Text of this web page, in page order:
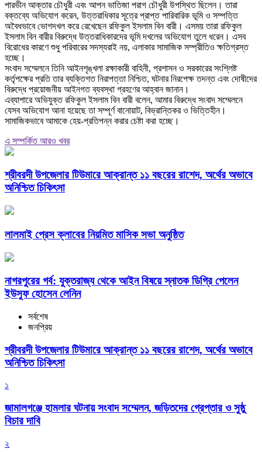
পারভীন আক্তার চৌধুরী এবং আপন ভাতিজা পরাগ চৌধুরী উপস্থিত ছিলেন। তারা
বক্তব্যে অভিযোগ করেন, উত্তরাধিকার সূত্রে প্রাপ্ত পারিবারিক ভূমি ও সম্পত্তি
অবৈধভাবে ভোগদখল করে রেখেছেন রফিকুল ইসলাম বিন বারী। এসময় তারা রফিকুল
ইসলাম বিন বারীর বিরুদ্ধে উত্তরাধিকারদের ভূমি দখলের অভিযোগ তুলে ধরেন। এসব
বিরোধের কারণে শুধু পরিবারের সদস্যরাই নয়, এলাকার সামাজিক সম্প্রীতিও ক্ষতিগ্রস্ত
হচ্ছে।
‎সংবাদ সম্মেলনে তিনি আইনশৃঙ্খলা রক্ষাকারী বাহিনী, প্রশাসন ও সরকারের সংশ্লিষ্ট
কর্তৃপক্ষের প্রতি তার ব্যক্তিগত নিরাপত্তা নিশ্চিত, ঘটনার নিরপেক্ষ তদন্ত এবং দোষীদের
বিরুদ্ধে প্রয়োজনীয় আইনগত ব্যবস্থা গ্রহণের আহ্বান জানান।
‎এব্যাপারে অভিযুক্ত রফিকুল ইসলাম বিন বারী বলেন, আমার বিরুদ্ধে সংবাদ সম্মেলনে
যেসব অভিযোগ আনা হয়েছে তা সম্পূর্ণ বানোয়াট, বিভ্রান্তিকর ও ভিত্তিহীন।
সামাজিকভাবে আমাকে হেয়-প্রতিপন্ন করার চেষ্টা করা হচ্ছে।
এ সম্পর্কিত আরও খবর
শ্রীবরদী উপজেলার টিউমারে আক্রান্ত ১১ বছরের রাশেদ, অর্থের অভাবে
অনিশ্চিত চিকিৎসা
লালমাই প্রেস ক্লাবের নিয়মিত মাসিক সভা অনুষ্ঠিত
নাগরপুরের গর্ব: যুক্তরাজ্য থেকে আইন বিষয়ে স্নাতক ডিগ্রি পেলেন
ইউসুফ হোসেন লেনিন
সর্বশেষ
জনপ্রিয়
শ্রীবরদী উপজেলার টিউমারে আক্রান্ত ১১ বছরের রাশেদ, অর্থের অভাবে
অনিশ্চিত চিকিৎসা
১
জামালগঞ্জে হামলার ঘটনায় সংবাদ সম্মেলন, জড়িতদের গ্রেপ্তার ও সুষ্ঠু
বিচার দাবি
২